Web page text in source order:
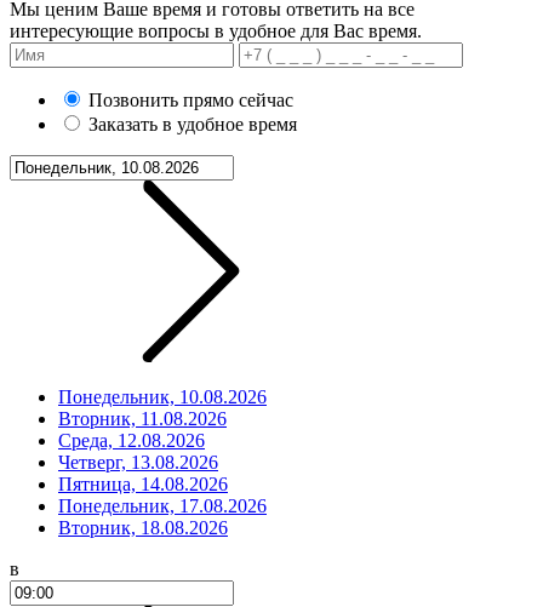
Мы ценим Ваше время и готовы ответить на все
интересующие вопросы в удобное для Вас время.
Позвонить прямо сейчас
Заказать в удобное время
Понедельник, 10.08.2026
Вторник, 11.08.2026
Среда, 12.08.2026
Четверг, 13.08.2026
Пятница, 14.08.2026
Понедельник, 17.08.2026
Вторник, 18.08.2026
в